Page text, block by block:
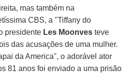
mas também na
CBS, a "Tiffany do
presidente Les Moonves teve
das acusações de uma mulher.
da America", o adorável ator
81 anos foi enviado a uma prisão